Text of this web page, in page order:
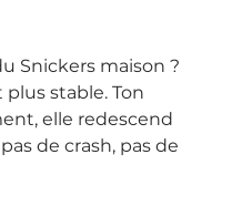
Snickers maison ?
stable. Ton
elle redescend
de crash, pas de